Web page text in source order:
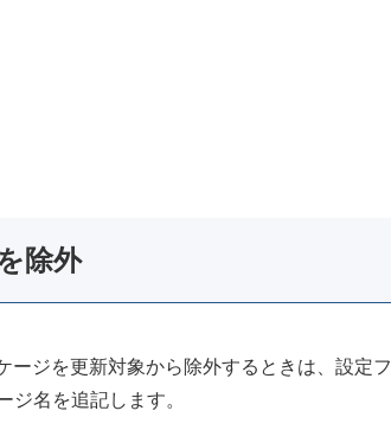
除外
ージを更新対象から除外するときは、設定フ
ジ名を追記します。